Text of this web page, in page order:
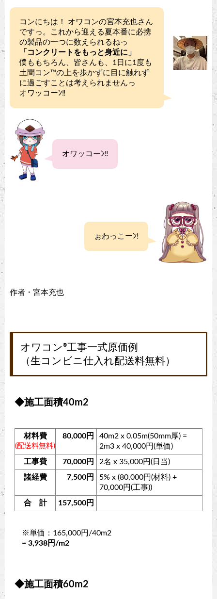
コンにちは！ オワコンの宮本充也さん
ですっ。これから迎える夏本番に必携
の製品の一つに数えられるねっ
「コンクリートをもっと身近に」
僕ももちろん、皆さんも、1日に1度も
土間コン™︎の上を歩かずに目に触れず
に過ごすことは考えられませんっ
オワッコーﾝ‼︎
オワッコーﾝ‼
ぉわっこーﾝ!
作者・宮本充也
オワコン ®工事一式原価例
（生コンビニ仕入れ配送料無料）
◆施工面積40m2
材料費
(配送料無料)
80,000円
40m2 x 0.05m(50mm厚) =
2m3 x 40,000円(単価)
工事費
70,000円
2名 x 35,000円(日当)
諸経費
7,500円
5% x (80,000円(材料) +
70,000円(工事))
合 計
157,500円
※単価：165,000円/40m2
= 3,938円/m2
◆施工面積60m2